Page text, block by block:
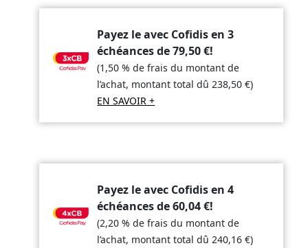
Payez le avec Cofidis en 3
échéances de79,50€!
(1,50 % de frais du montant de
l’achat, montant total dû238,50€)
EN SAVOIR +
Payez le avec Cofidis en 4
échéances de60,04€!
(2,20 % de frais du montant de
l’achat, montant total dû240,16€)